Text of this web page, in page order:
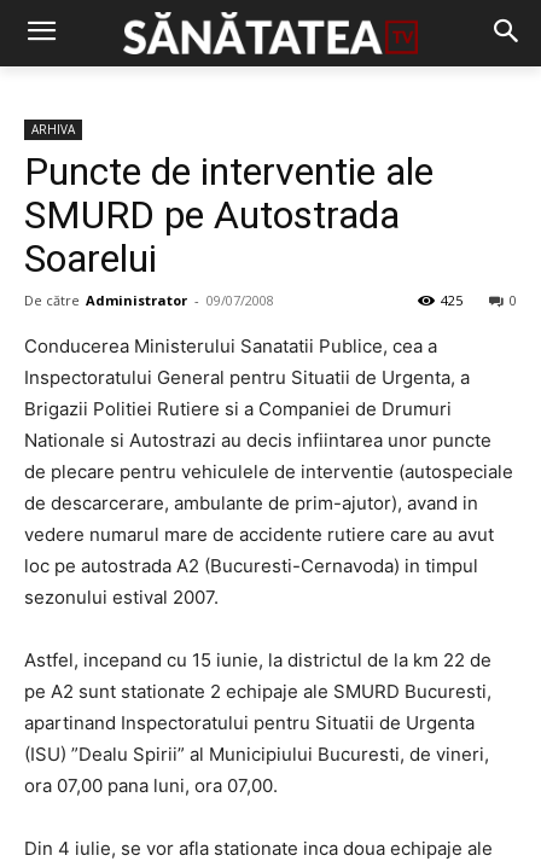
ARHIVA
Puncte de interventie ale
SMURD pe Autostrada
Soarelui
De către Administrator - 09/07/2008 0
425
Conducerea Ministerului Sanatatii Publice, cea a
Inspectoratului General pentru Situatii de Urgenta, a
Brigazii Politiei Rutiere si a Companiei de Drumuri
Nationale si Autostrazi au decis infiintarea unor puncte
de plecare pentru vehiculele de interventie (autospeciale
de descarcerare, ambulante de prim-ajutor), avand in
vedere numarul mare de accidente rutiere care au avut
loc pe autostrada A2 (Bucuresti-Cernavoda) in timpul
sezonului estival 2007.
Astfel, incepand cu 15 iunie, la districtul de la km 22 de
pe A2 sunt stationate 2 echipaje ale SMURD Bucuresti,
apartinand Inspectoratului pentru Situatii de Urgenta
(ISU) ”Dealu Spirii” al Municipiului Bucuresti, de vineri,
ora 07,00 pana luni, ora 07,00.
Din 4 iulie, se vor afla stationate inca doua echipaje ale